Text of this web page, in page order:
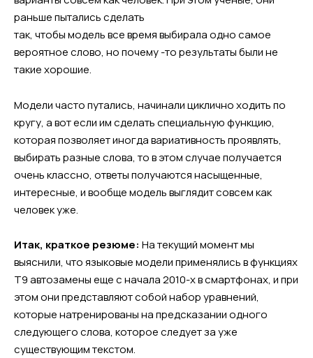
раньше пытались сделать
так, чтобы модель все время выбирала одно самое
вероятное слово, но почему -то результаты были не
такие хорошие.
Модели часто путались, начинали циклично ходить по
кругу, а вот если им сделать специальную функцию,
которая позволяет иногда вариативность проявлять,
выбирать разные слова, то в этом случае получается
очень классно, ответы получаются насыщенные,
интересные, и вообще модель выглядит совсем как
человек уже.
Итак, краткое резюме: На текущий момент мы
выяснили, что языковые модели применялись в функциях
Т9 автозамены еще с начала 2010-х в смартфонах, и при
этом они представляют собой набор уравнений,
которые натренированы на предсказании одного
следующего слова, которое следует за уже
существующим текстом.